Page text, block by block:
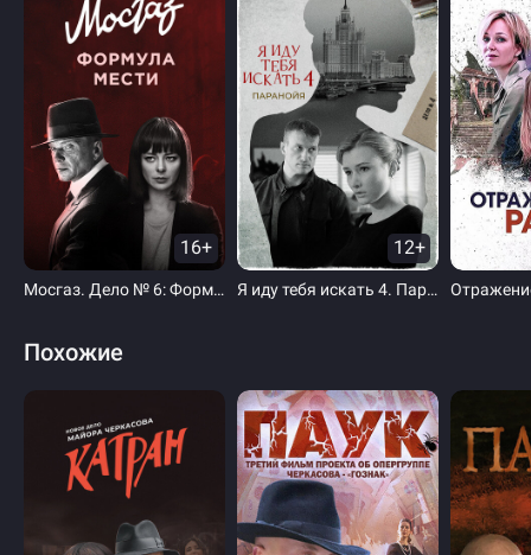
16+
Мосгаз. Дело № 6: Формула мести
12+
Я иду тебя искать 4. Паранойя
Похожие